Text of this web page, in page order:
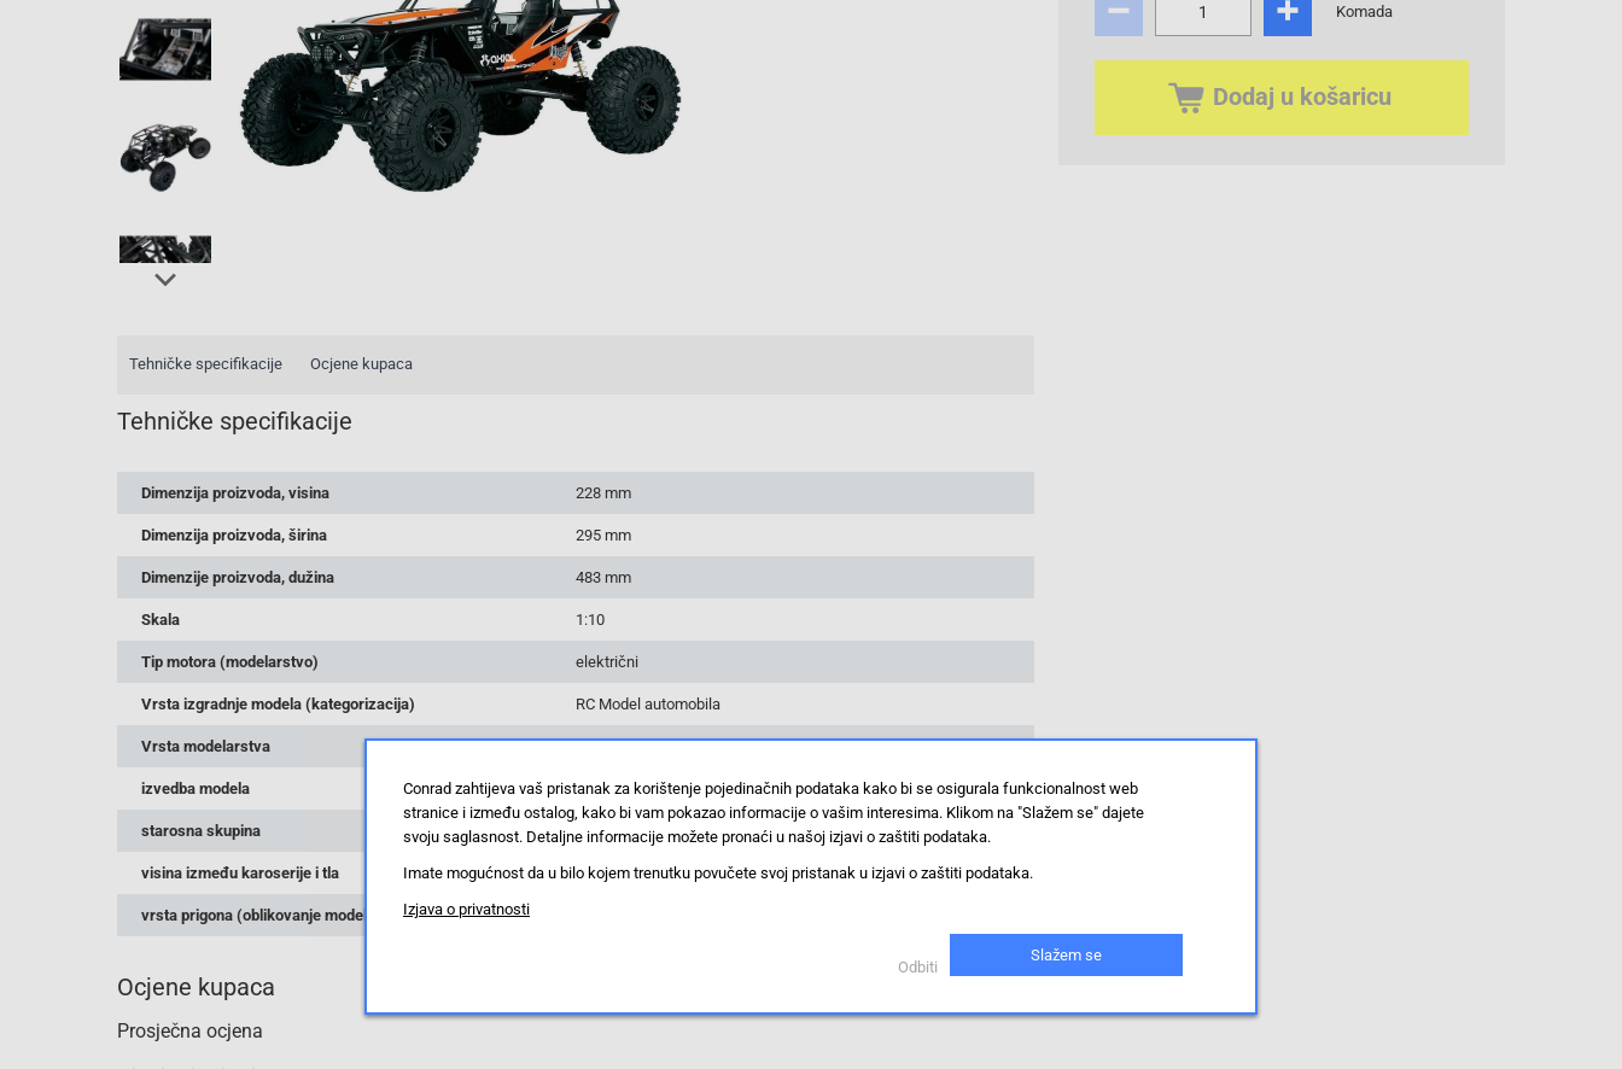
Komada
Dodaj u košaricu
Tehničke specifikacije Ocjene kupaca
Tehničke specifikacije
Dimenzija proizvoda, visina 228 mm
Dimenzija proizvoda, širina 295 mm
Dimenzije proizvoda, dužina 483 mm
Skala 1:10
Tip motora (modelarstvo) električni
Vrsta izgradnje modela (kategorizacija) RC Model automobila
Vrsta modelarstva Crawler
izvedba modela BS
starosna skupina iznad 14 godina
visina između karoserije i tla 76.2 mm
vrsta prigona (oblikovanje modela)
Ocjene kupaca
Prosječna ocjena
Conrad zahtijeva vaš pristanak za korištenje pojedinačnih podataka kako bi se osigurala funkcionalnost web
stranice i između ostalog, kako bi vam pokazao informacije o vašim interesima. Klikom na "Slažem se" dajete
svoju saglasnost. Detaljne informacije možete pronaći u našoj izjavi o zaštiti podataka.
Imate mogućnost da u bilo kojem trenutku povučete svoj pristanak u izjavi o zaštiti podataka.
Izjava o privatnosti
Odbiti
Slažem se